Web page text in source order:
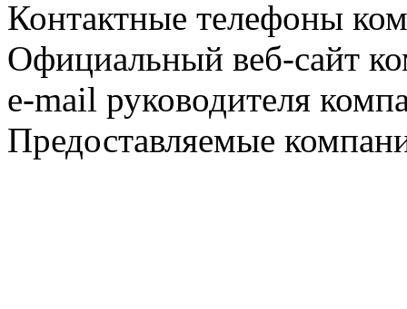
Контактные телефоны
Официальный веб-сайт
e-mail руководителя
Предоставляемые